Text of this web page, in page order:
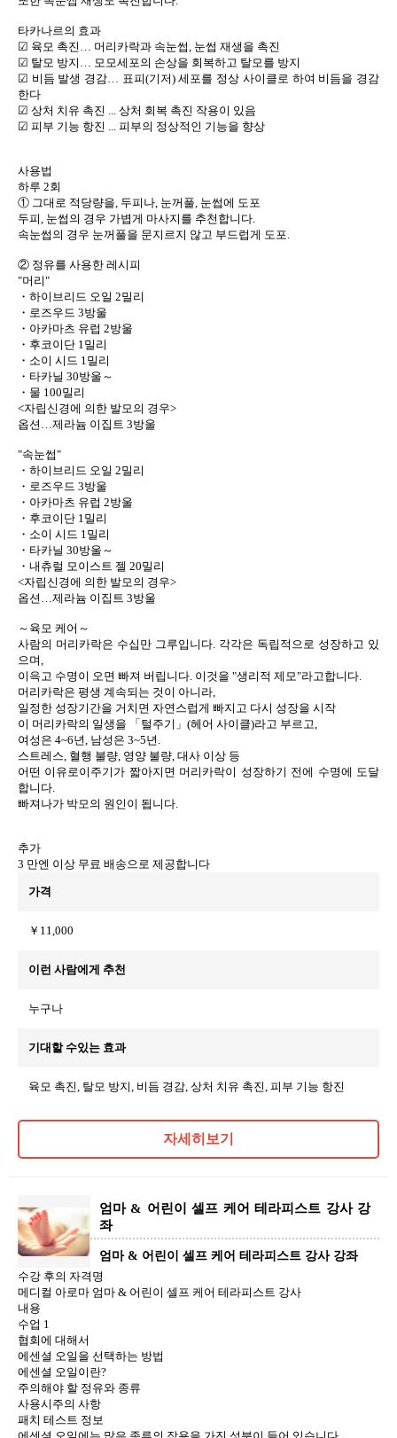
타카나르의 효과
☑ 육모 촉진… 머리카락과 속눈썹, 눈썹 재생을 촉진
☑ 탈모 방지… 모모세포의 손상을 회복하고 탈모를 방지
☑ 비듬 발생 경감… 표피(기저) 세포를 정상 사이클로 하여 비듬을 경감
한다
☑ 상처 치유 촉진 ... 상처 회복 촉진 작용이 있음
☑ 피부 기능 항진 ... 피부의 정상적인 기능을 향상
사용법
하루 2회
① 그대로 적당량을, 두피나, 눈꺼풀, 눈썹에 도포
두피, 눈썹의 경우 가볍게 마사지를 추천합니다.
속눈썹의 경우 눈꺼풀을 문지르지 않고 부드럽게 도포.
② 정유를 사용한 레시피
"머리"
・하이브리드 오일 2밀리
・로즈우드 3방울
・아카마츠 유럽 2방울
・후코이단 1밀리
・소이 시드 1밀리
・타카닐 30방울～
・물 100밀리
<자립신경에 의한 발모의 경우>
옵션…제라늄 이집트 3방울
"속눈썹"
・하이브리드 오일 2밀리
・로즈우드 3방울
・아카마츠 유럽 2방울
・후코이단 1밀리
・소이 시드 1밀리
・타카닐 30방울～
・내츄럴 모이스트 젤 20밀리
<자립신경에 의한 발모의 경우>
옵션…제라늄 이집트 3방울
～육모 케어～
사람의 머리카락은 수십만 그루입니다. 각각은 독립적으로 성장하고 있
으며,
이윽고 수명이 오면 빠져 버립니다. 이것을 "생리적 제모"라고합니다.
머리카락은 평생 계속되는 것이 아니라,
일정한 성장기간을 거치면 자연스럽게 빠지고 다시 성장을 시작
이 머리카락의 일생을 「털주기」(헤어 사이클)라고 부르고,
여성은 4~6년, 남성은 3~5년.
스트레스, 혈행 불량, 영양 불량, 대사 이상 등
어떤 이유로이주기가 짧아지면 머리카락이 성장하기 전에 수명에 도달
합니다.
빠져나가 박모의 원인이 됩니다.
추가
3 만엔 이상 무료 배송으로 제공합니다
가격
￥11,000
이런 사람에게 추천
누구나
기대할 수있는 효과
육모 촉진, 탈모 방지, 비듬 경감, 상처 치유 촉진, 피부 기능 항진
자세히보기
엄마 & 어린이 셀프 케어 테라피스트 강사 강
좌
엄마 & 어린이 셀프 케어 테라피스트 강사 강좌
수강 후의 자격명
메디컬 아로마 엄마 & 어린이 셀프 케어 테라피스트 강사
내용
수업 1
협회에 대해서
에센셜 오일을 선택하는 방법
에센셜 오일이란?
주의해야 할 정유와 종류
사용시주의 사항
패치 테스트 정보